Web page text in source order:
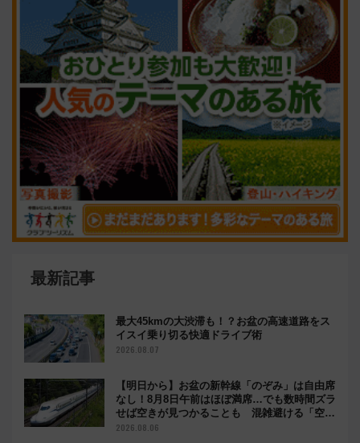
最新記事
最大45kmの大渋滞も！？お盆の高速道路をス
イスイ乗り切る快適ドライブ術
2026.08.07
【明日から】お盆の新幹線「のぞみ」は自由席
なし！8月8日午前はほぼ満席…でも数時間ズラ
せば空きが見つかることも 混雑避ける「空
席」探しのコツ
2026.08.06